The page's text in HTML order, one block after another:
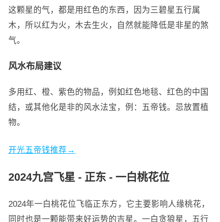
这颗星的气，都是用红色的东西，因为三碧星五行属
木，所以红为火，木去生火，自然就能降低是非星的煞
气。
风水布局建议
多用红、橙、紫色的物品，例如红色地毯、红色的中国
结，或其他化是非的风水法宝，例：五帝钱。忌放置植
物。
开光五帝钱推荐→
2024九宫飞星 - 正东 - 一白桃花位
2024年一白桃花位飞临正东方，它主要影响人缘桃花，
同时也是一颗能带来好运势的吉星。一白贪狼星，五行